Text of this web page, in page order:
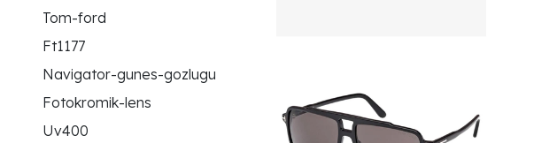
Tom-ford
Ft1177
Navigator-gunes-gozlugu
Fotokromik-lens
Uv400